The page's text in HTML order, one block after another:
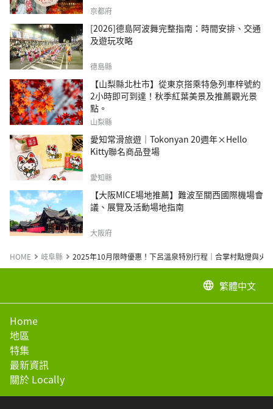
京都府
[2026]德島阿波舞完整指南：時間安排、交通
及遊玩攻略
德島縣
【山梨縣北杜市】從東京搭乘特急列車梓號約
2小時即可到達！秋季紅葉美景及推薦觀光景
點。
山梨縣
愛知常滑旅遊｜Tokonyan 20週年×Hello
Kitty聯名商品登場
愛知縣
【大阪MICE場地推薦】難波至關西國際機場會
議、展覽及活動場地指南
大阪府
HOME 岐阜縣 2025年10月限時優惠！下呂溫泉特別行程｜合掌村點燈與火
language 繁體中文
Home
地區
特集
最新資訊
關於 Locally